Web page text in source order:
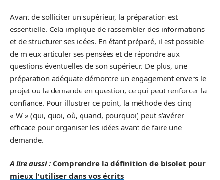
Avant de solliciter un supérieur, la préparation est
essentielle. Cela implique de rassembler des informations
et de structurer ses idées. En étant préparé, il est possible
de mieux articuler ses pensées et de répondre aux
questions éventuelles de son supérieur. De plus, une
préparation adéquate démontre un engagement envers le
projet ou la demande en question, ce qui peut renforcer la
confiance. Pour illustrer ce point, la méthode des cinq
« W » (qui, quoi, où, quand, pourquoi) peut s’avérer
efficace pour organiser les idées avant de faire une
demande.
A lire aussi : Comprendre la définition de bisolet pour
mieux l'utiliser dans vos écrits